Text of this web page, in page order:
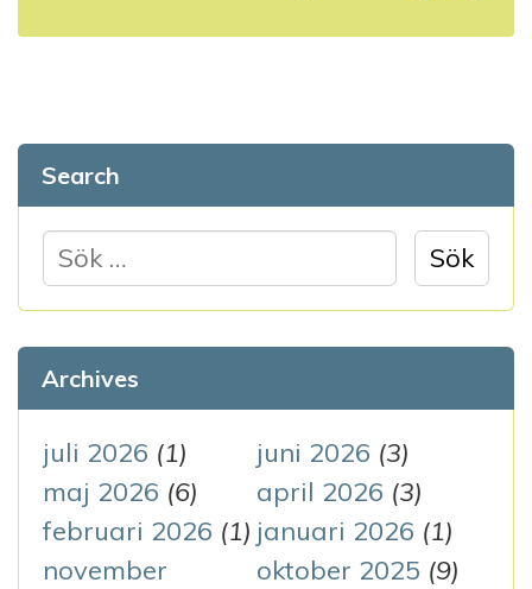
a
v
g
e
r
Search
ö
e
f
t
e
r
:
Archives
juli 2026 (1) juni 2026 (3)
maj 2026 (6) april 2026 (3)
februari 2026 (1) januari 2026 (1)
november
oktober 2025 (9)